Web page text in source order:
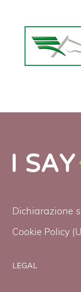
Dichiarazione
Cookie Policy
LEGAL